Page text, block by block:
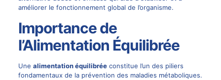
améliorer le fonctionnement global de l’organisme.
Importance de
l’Alimentation Équilibrée
Une alimentation équilibréeconstitue l’un des piliers
fondamentaux de la prévention des maladies métaboliques.